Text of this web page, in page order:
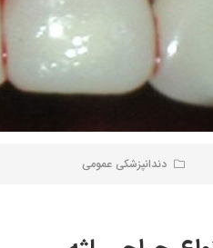
دندانپزشکی عمومی